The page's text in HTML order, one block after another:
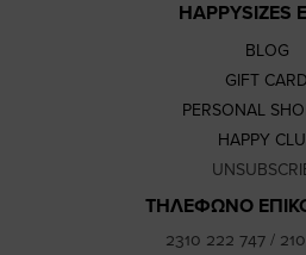
HAPPYSIZES
BLOG
GIFT CARD
PERSONAL
HAPPY
ΤΗΛΕΦΩΝΟ
2310 222 747/